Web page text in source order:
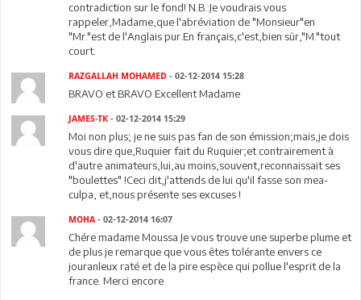
contradiction sur le fond! N.B.:Je voudrais vous
rappeler,Madame,que l'abréviation de "Monsieur"en
"Mr."est de l'Anglais pur.En français,c'est,bien sûr,"M."tout
court.
RAZGALLAH MOHAMED - 02-12-2014 15:28
BRAVO et BRAVO Excellent Madame
JAMES-TK - 02-12-2014 15:29
Moi non plus; je ne suis pas fan de son émission;mais,je dois
vous dire que,Ruquier fait du Ruquier;et contrairement à
d'autre animateurs,lui,au moins,souvent,reconnaissait ses
"boulettes" !Ceci dit,j'attends de lui qu'il fasse son mea-
culpa, et,nous présente ses excuses !
MOHA - 02-12-2014 16:07
Chére madame Moussa Je vous trouve une superbe plume et
de plus je remarque que vous êtes tolérante envers ce
jouranleux raté et de la pire espèce qui pollue l'esprit de la
france. Merci encore